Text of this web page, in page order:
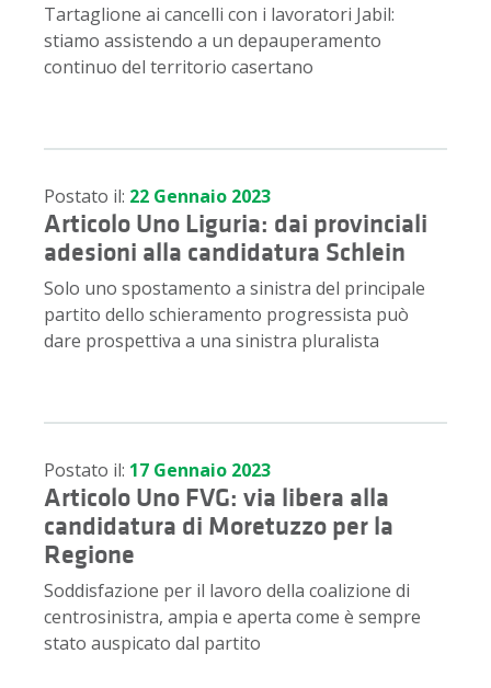
Tartaglione ai cancelli con i lavoratori Jabil:
stiamo assistendo a un depauperamento
continuo del territorio casertano
Postato il: 22 Gennaio 2023
Articolo Uno Liguria: dai provinciali
adesioni alla candidatura Schlein
Solo uno spostamento a sinistra del principale
partito dello schieramento progressista può
dare prospettiva a una sinistra pluralista
Postato il: 17 Gennaio 2023
Articolo Uno FVG: via libera alla
candidatura di Moretuzzo per la
Regione
Soddisfazione per il lavoro della coalizione di
centrosinistra, ampia e aperta come è sempre
stato auspicato dal partito